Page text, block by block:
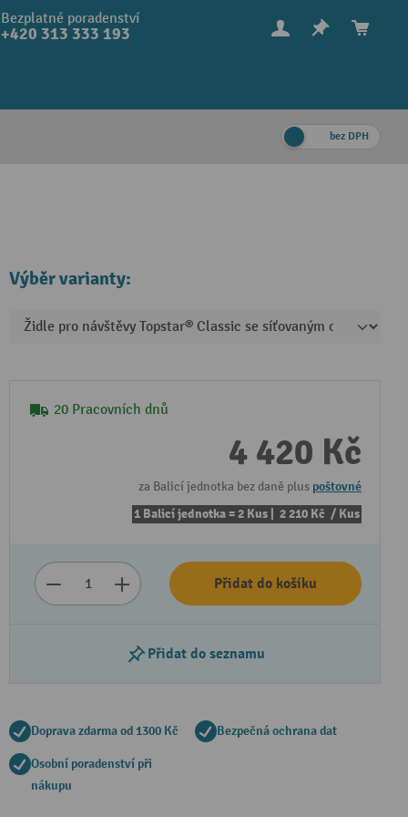
Bezplatné poradenství
+420 313 333 193
bez DPH
Výběr varianty:
20 Pracovních dnů
4 420 Kč
za Balicí jednotka bez daně plus poštovné
1 Balicí jednotka = 2 Kus | 2 210 Kč / Kus
Přidat do košíku
Přidat do seznamu
Doprava zdarma od 1300 Kč Bezpečná ochrana dat
Osobní poradenství při
nákupu